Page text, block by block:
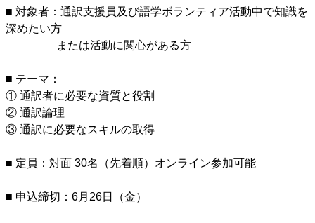
■ 対象者：通訳支援員及び語学ボランティア活動中で知識を
深めたい方
または活動に関心がある方
■ テーマ：
① 通訳者に必要な資質と役割
② 通訳論理
③ 通訳に必要なスキルの取得
■ 定員：対面 30名（先着順）オンライン参加可能
■ 申込締切：6月26日（金）